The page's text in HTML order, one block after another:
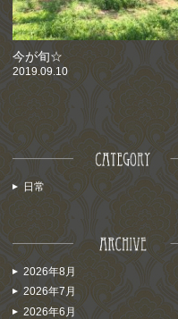
今が旬☆
2019.09.10
日常
2026年8月
2026年7月
2026年6月